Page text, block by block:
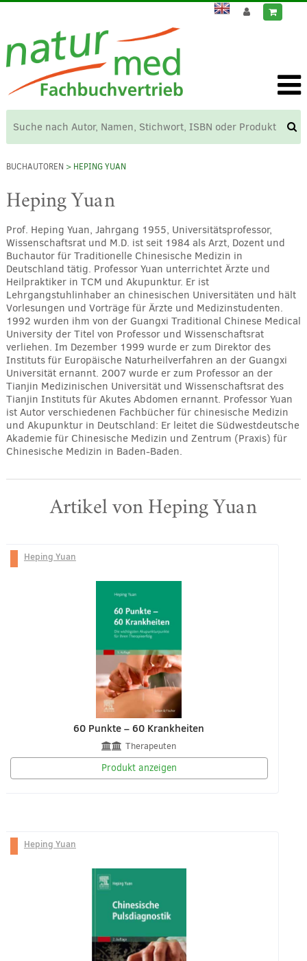
BUCHAUTOREN > HEPING YUAN
Heping Yuan
Prof. Heping Yuan, Jahrgang 1955, Universitätsprofessor,
Wissenschaftsrat und M.D. ist seit 1984 als Arzt, Dozent und
Buchautor für Traditionelle Chinesische Medizin in
Deutschland tätig. Professor Yuan unterrichtet Ärzte und
Heilpraktiker in TCM und Akupunktur. Er ist
Lehrgangstuhlinhaber an chinesischen Universitäten und hält
Vorlesungen und Vorträge für Ärzte und Medizinstudenten.
1992 wurden ihm von der Guangxi Traditional Chinese Medical
University der Titel von Professor und Wissenschaftsrat
verliehen. Im Dezember 1999 wurde er zum Direktor des
Instituts für Europäische Naturheilverfahren an der Guangxi
Universität ernannt. 2007 wurde er zum Professor an der
Tianjin Medizinischen Universität und Wissenschaftsrat des
Tianjin Instituts für Akutes Abdomen ernannt. Professor Yuan
ist Autor verschiedenen Fachbücher für chinesische Medizin
und Akupunktur in Deutschland: Er leitet die Südwestdeutsche
Akademie für Chinesische Medizin und Zentrum (Praxis) für
Chinesische Medizin in Baden-Baden.
Artikel von Heping Yuan
Heping Yuan
60 Punkte – 60 Krankheiten
Therapeuten
Produkt anzeigen
Heping Yuan